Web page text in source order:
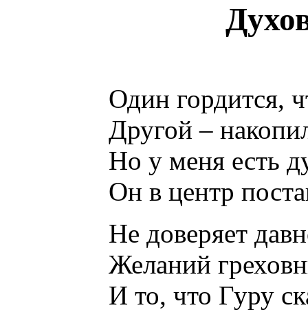
Один гордится,
Другой –
Но у меня есть
Он в центр
Не доверяет
Желаний
И то, что Гуру